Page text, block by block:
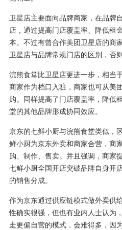
卫星店主要面向品牌商家，在品牌
店，通过提高门店覆盖率、降低租
本。不过有曾合作美团卫星店的商
卫星店与品牌常规门店的区别，否
浣熊食堂比卫星店更进一步，相当
商家作为档口入驻，商家也可从美
购。同样提高了门店覆盖率，降低
堂的其他品牌形成协同效应。
京东的七鲜小厨与浣熊食堂类似，
鲜小厨为京东外卖和商家合营，商
购、制作、售卖。并且强调，商家
七鲜小厨全国开店突破品牌自身开
的销售分成。
作为京东通过供应链模式做外卖供
性确实很强，但也有业内人士认为
走更偏自营的模式，会难得多，因